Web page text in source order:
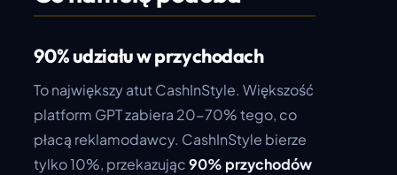
90% udziału w przychodach
To największy atut CashInStyle. Większość
platform GPT zabiera 20-70% tego, co
płacą reklamodawcy. CashInStyle bierze
tylko 10%, przekazując90% przychodów